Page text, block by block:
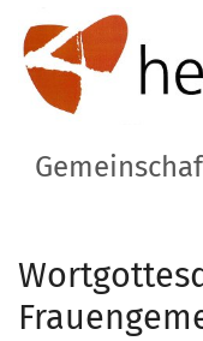
Zum Inhalt springen